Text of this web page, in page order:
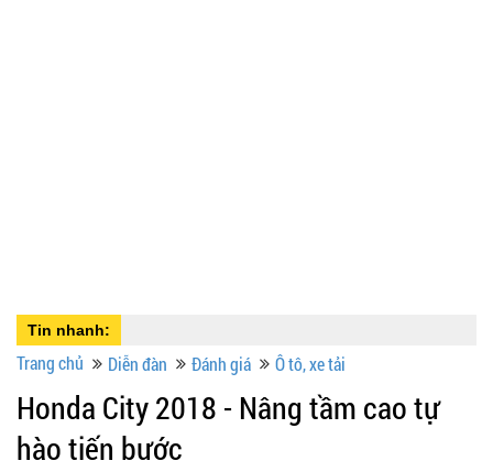
Tin nhanh:
Trang chủ Diễn đàn Đánh giá Ô tô, xe tải
Honda City 2018 - Nâng tầm cao tự
hào tiến bước